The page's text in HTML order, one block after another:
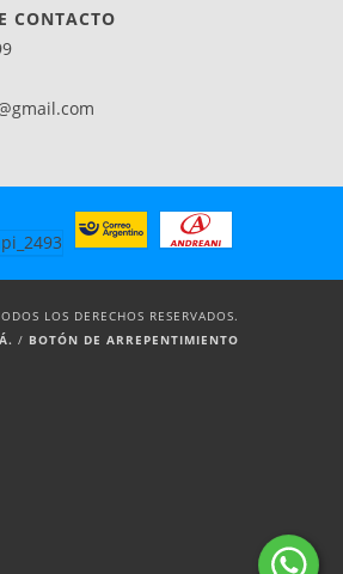
CONTACTO
LOS DERECHOS RESERVADOS.
/ BOTÓN DE ARREPENTIMIENTO